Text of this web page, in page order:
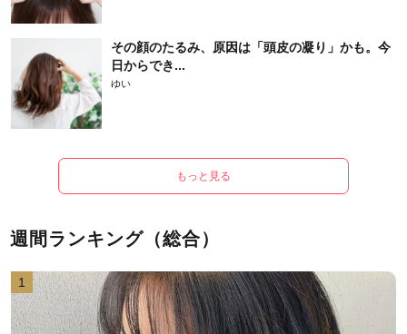
その顔のたるみ、原因は「頭皮の凝り」かも。今
日からでき...
ゆい
もっと見る
週間ランキング（総合）
1